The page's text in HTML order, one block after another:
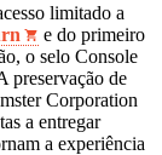
limitado a
e do primeiro
o selo Console
preservação de
Corporation
a entregar
a experiência